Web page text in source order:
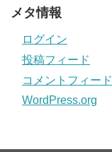
メタ情報
ログイン
投稿フィード
コメントフィード
WordPress.org